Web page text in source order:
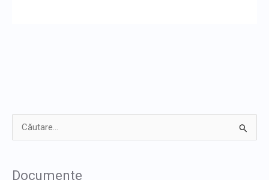
Documente